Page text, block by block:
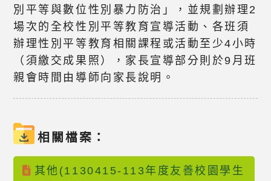
別平等與數位性別暴力防治」，並規劃辦理2
場次的全校性別平等教育宣導活動、各班須
辦理性別平等教育相關課程或活動至少4小時
（須繳交成果照），家長宣導部分則於9月班
親會時間由導師向家長說明。
相關檔案：
其他(1130415-113年度友善校園學生